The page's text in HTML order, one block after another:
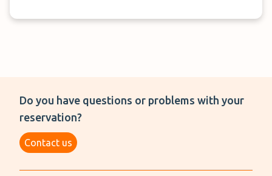
Do you have questions or problems with your
reservation?
Contact us